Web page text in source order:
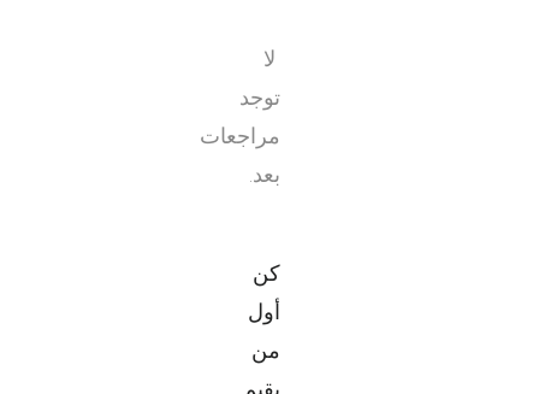
لا
توجد
مراجعات
بعد.
كن
أول
من
يقيم